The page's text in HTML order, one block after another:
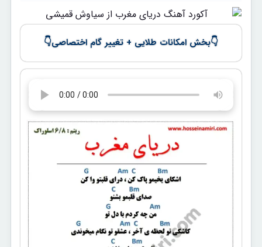
👇بخش امکانات طلایی + تغییر گام اختصاصی👇